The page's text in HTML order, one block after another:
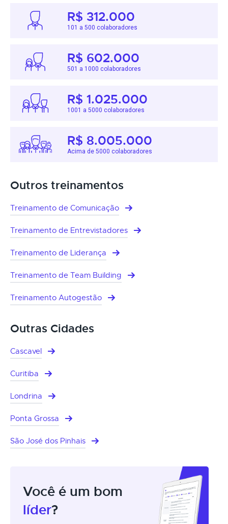
R$ 312.000
101 a 500 colaboradores
R$ 602.000
501 a 1000 colaboradores
R$ 1.025.000
1001 a 5000 colaboradores
R$ 8.005.000
Acima de 5000 colaboradores
Outros treinamentos
Treinamento de Comunicação
Treinamento de Entrevistadores
Treinamento de Liderança
Treinamento de Team Building
Treinamento Autogestão
Outras Cidades
Cascavel
Curitiba
Londrina
Ponta Grossa
São José dos Pinhais
Você é um bom
líder?